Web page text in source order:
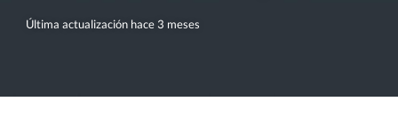
Última actualización hace 3 meses